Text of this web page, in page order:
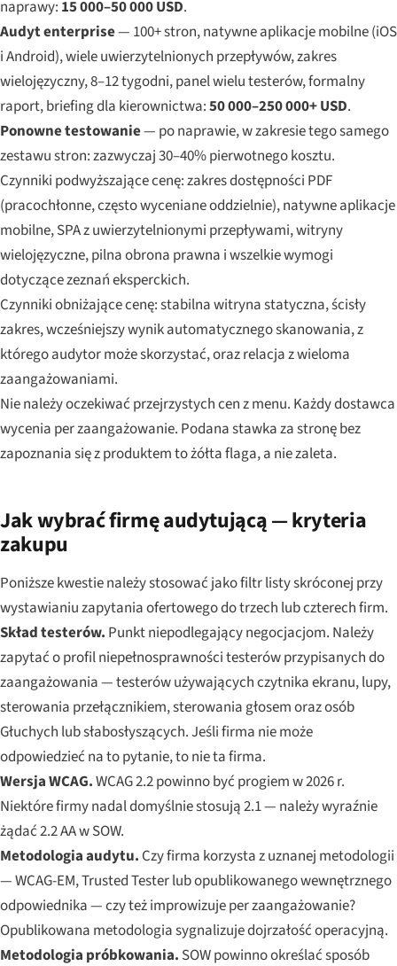
naprawy: 15 000–50 000 USD.
Audyt enterprise— 100+ stron, natywne aplikacje mobilne (iOS
i Android), wiele uwierzytelnionych przepływów, zakres
wielojęzyczny, 8–12 tygodni, panel wielu testerów, formalny
raport, briefing dla kierownictwa:50 000–250 000+ USD.
Ponowne testowanie— po naprawie, w zakresie tego samego
zestawu stron: zazwyczaj 30–40% pierwotnego kosztu.
Czynniki podwyższające cenę: zakres dostępności PDF
(pracochłonne, często wyceniane oddzielnie), natywne aplikacje
mobilne, SPA z uwierzytelnionymi przepływami, witryny
wielojęzyczne, pilna obrona prawna i wszelkie wymogi
dotyczące zeznań eksperckich.
Czynniki obniżające cenę: stabilna witryna statyczna, ścisły
zakres, wcześniejszy wynik automatycznego skanowania, z
którego audytor może skorzystać, oraz relacja z wieloma
zaangażowaniami.
Nie należy oczekiwać przejrzystych cen z menu. Każdy dostawca
wycenia per zaangażowanie. Podana stawka za stronę bez
zapoznania się z produktem to żółta flaga, a nie zaleta.
Jak wybrać firmę audytującą — kryteria
zakupu
Poniższe kwestie należy stosować jako filtr listy skróconej przy
wystawianiu zapytania ofertowego do trzech lub czterech firm.
Skład testerów. Punkt niepodlegający negocjacjom. Należy
zapytać o profil niepełnosprawności testerów przypisanych do
zaangażowania — testerów używających czytnika ekranu, lupy,
sterowania przełącznikiem, sterowania głosem oraz osób
Głuchych lub słabosłyszących. Jeśli firma nie może
odpowiedzieć na to pytanie, to nie ta firma.
Wersja WCAG.WCAG 2.2 powinno być progiem w 2026 r.
Niektóre firmy nadal domyślnie stosują 2.1 — należy wyraźnie
żądać 2.2 AA w SOW.
Metodologia audytu. Czy firma korzysta z uznanej metodologii
— WCAG-EM, Trusted Tester lub opublikowanego wewnętrznego
odpowiednika — czy też improwizuje per zaangażowanie?
Opublikowana metodologia sygnalizuje dojrzałość operacyjną.
Metodologia próbkowania. SOW powinno określać sposób